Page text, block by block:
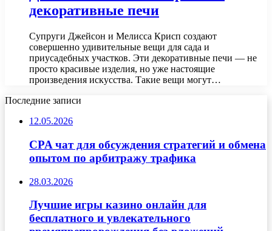
декоративные печи
Супруги Джейсон и Мелисса Крисп создают
совершенно удивительные вещи для сада и
приусадебных участков. Эти декоративные печи — не
просто красивые изделия, но уже настоящие
произведения искусства. Такие вещи могут…
Последние записи
12.05.2026
CPA чат для обсуждения стратегий и обмена
опытом по арбитражу трафика
28.03.2026
Лучшие игры казино онлайн для
бесплатного и увлекательного